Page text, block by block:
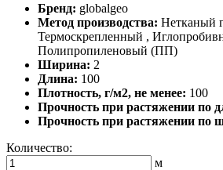
Бренд: globalgeo
Метод производства: Нетканый
Термоскрепленный ,
Полипропиленовый (ПП)
Ширина: 2
Длина: 100
Плотность, г/м2, не менее: 100
Прочность при растяжении по
Прочность при растяжении по
Количество:
м